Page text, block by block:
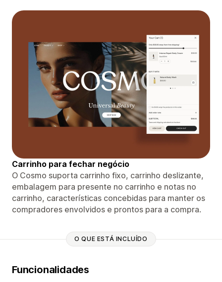
Carrinho para fechar negócio
O Cosmo suporta carrinho fixo, carrinho deslizante,
embalagem para presente no carrinho e notas no
carrinho, características concebidas para manter os
compradores envolvidos e prontos para a compra.
O QUE ESTÁ INCLUÍDO
Funcionalidades